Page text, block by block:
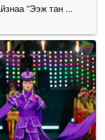
“Ээж тан ...